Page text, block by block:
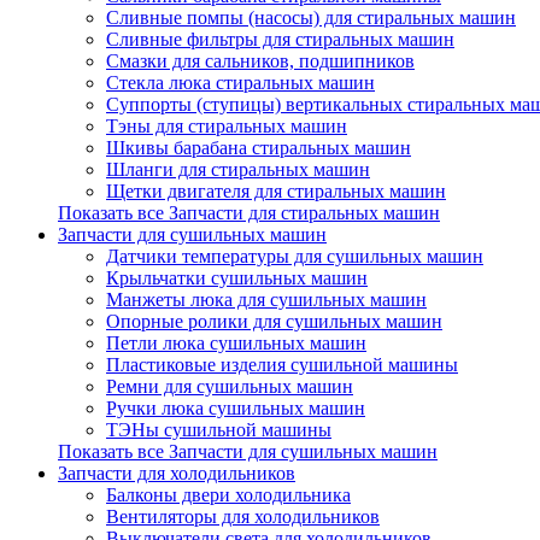
Сливные помпы (насосы) для стиральных машин
Сливные фильтры для стиральных машин
Смазки для сальников, подшипников
Стекла люка стиральных машин
Суппорты (ступицы) вертикальных стиральных
Тэны для стиральных машин
Шкивы барабана стиральных машин
Шланги для стиральных машин
Щетки двигателя для стиральных машин
Показать все Запчасти для стиральных машин
Запчасти для сушильных машин
Датчики температуры для сушильных машин
Крыльчатки сушильных машин
Манжеты люка для сушильных машин
Опорные ролики для сушильных машин
Петли люка сушильных машин
Пластиковые изделия сушильной машины
Ремни для сушильных машин
Ручки люка сушильных машин
ТЭНы сушильной машины
Показать все Запчасти для сушильных машин
Запчасти для холодильников
Балконы двери холодильника
Вентиляторы для холодильников